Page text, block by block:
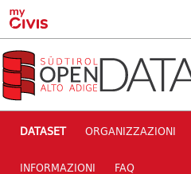
Skip to main content
DATASET ORGANIZZAZIONI
INFORMAZIONI FAQ